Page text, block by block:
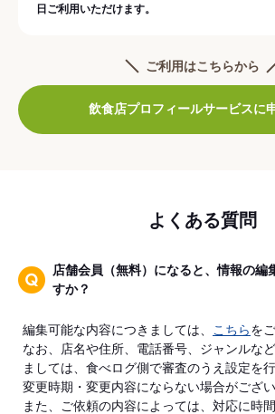
日ご利用いただけます。
ご利用はこちらから
飲食店プロフィールサービスに
よくある質問
店舗会員（無料）になると、情報の編
すか？
編集可能な内容につきましては、 こちらを
なお、店名や住所、電話番号、ジャンルな
ましては、食べログ側で審査のうえ設定を
変更時期・変更内容にならない場合がござい
また、ご依頼の内容によっては、対応に時